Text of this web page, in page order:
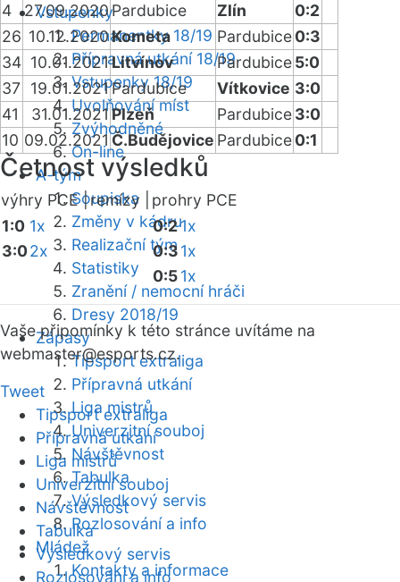
Vstupenky
Permanentky 18/19
Přípravná utkání 18/19
Vstupenky 18/19
Uvolňování míst
Zvýhodněné
On-line
A-tým
Soupiska
Změny v kádru
Realizační tým
Statistiky
Zranění / nemocní hráči
Dresy 2018/19
Zápasy
Tipsport extraliga
Přípravná utkání
Liga mistrů
Univerzitní souboj
Návštěvnost
Tabulka
Výsledkový servis
Rozlosování a info
Mládež
Kontakty a informace
4 27.09.2020Pardubice Zlín
0:2
26 10.12.2020Kometa Pardubice0:3
34 10.01.2021Litvínov Pardubice5:0
37
19.01.2021Pardubice Vítkovice 3:0
41
31.01.2021Plzeň Pardubice3:0
10 09.02.2021 Č.Budějovice Pardubice0:1
Četnost výsledků
výhry PCE |remízy |
prohry PCE
1:0 1x
3:02x
0:21x
0:31x
0:51x
Vaše připomínky k této stránce uvítáme na
webmaster@esports.cz.
Tweet
Tipsport extraliga
Přípravná utkání
Liga mistrů
Univerzitní souboj
Návštěvnost
Tabulka
Výsledkový servis
Rozlosování a info